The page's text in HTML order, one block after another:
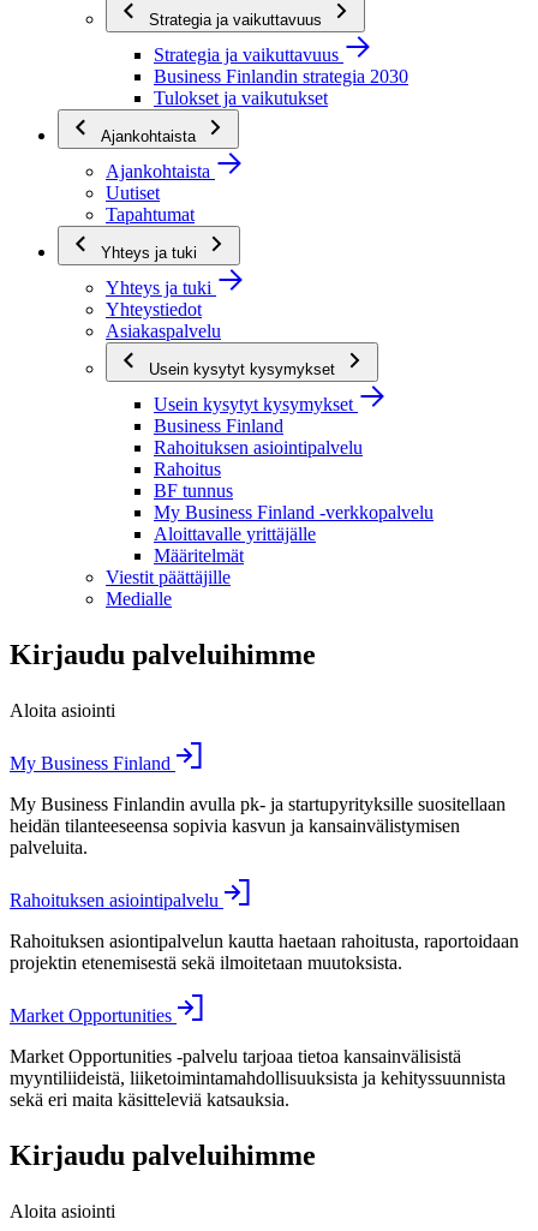
Strategia ja vaikuttavuus
Strategia ja vaikuttavuus
Business Finlandin strategia 2030
Tulokset ja vaikutukset
Ajankohtaista
Ajankohtaista
Uutiset
Tapahtumat
Yhteys ja tuki
Yhteys ja tuki
Yhteystiedot
Asiakaspalvelu
Usein kysytyt kysymykset
Usein kysytyt kysymykset
Business Finland
Rahoituksen asiointipalvelu
Rahoitus
BF tunnus
My Business Finland -verkkopalvelu
Aloittavalle yrittäjälle
Määritelmät
Viestit päättäjille
Medialle
Kirjaudu palveluihimme
Aloita asiointi
My Business Finland
My Business Finlandin avulla pk- ja startupyrityksille suositellaan
heidän tilanteeseensa sopivia kasvun ja kansainvälistymisen
palveluita.
Rahoituksen asiointipalvelu
Rahoituksen asiontipalvelun kautta haetaan rahoitusta, raportoidaan
projektin etenemisestä sekä ilmoitetaan muutoksista.
Market Opportunities
Market Opportunities -palvelu tarjoaa tietoa kansainvälisistä
myyntiliideistä, liiketoimintamahdollisuuksista ja kehityssuunnista
sekä eri maita käsitteleviä katsauksia.
Kirjaudu palveluihimme
Aloita asiointi